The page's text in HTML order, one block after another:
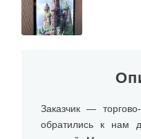
Заказчик —
обратились к нам